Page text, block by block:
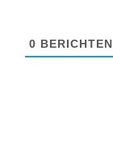
0 BERICHTEN